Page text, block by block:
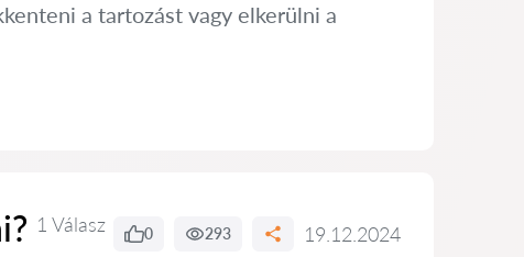
a tartozást vagy elkerülni a
1 Válasz 0 293 19.12.2024